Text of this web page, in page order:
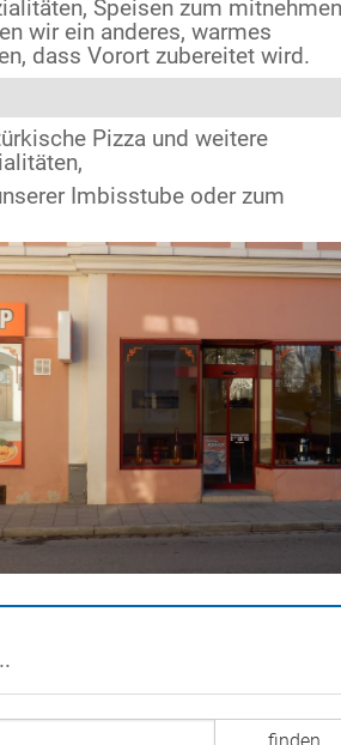
Speisen zum
wir ein anderes, warmes
dass Vorort zubereitet wird.
Pizza und weitere
Imbisstube oder zum